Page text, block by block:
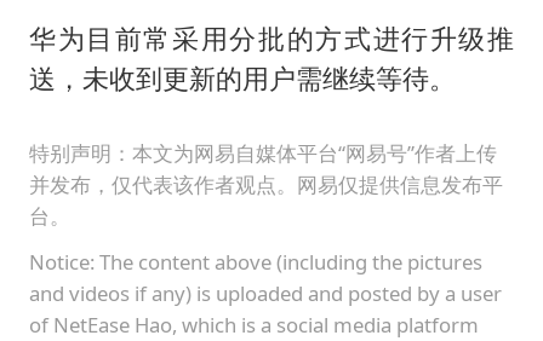
华为目前常采用分批的方式进行升级推
送，未收到更新的用户需继续等待。
特别声明：本文为网易自媒体平台“网易号”作者上传
并发布，仅代表该作者观点。网易仅提供信息发布平
台。
Notice: The content above (including the pictures
and videos if any) is uploaded and posted by a user
of NetEase Hao, which is a social media platform